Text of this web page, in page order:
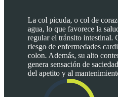
La col picuda, o col de
agua, lo que favorece la
regular el tránsito intestinal.
riesgo de enfermedades
colon. Además, su alto
genera sensación de
del apetito y al